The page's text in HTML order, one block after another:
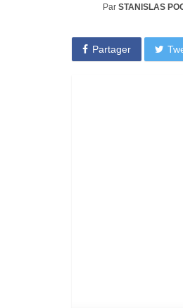
Par STANISLAS
Partager